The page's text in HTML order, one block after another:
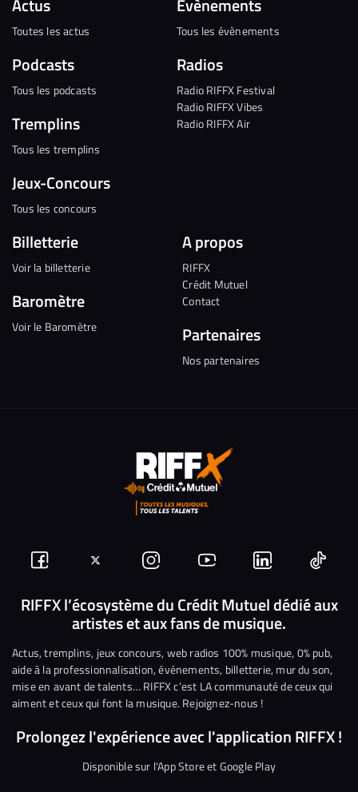
Actus
Toutes les actus
Podcasts
Tous les podcasts
Tremplins
Tous les tremplins
Jeux-Concours
Tous les concours
Évènements
Tous les évènements
Radios
Radio RIFFX Festival
Radio RIFFX Vibes
Radio RIFFX Air
Billetterie
Voir la billetterie
Baromètre
Voir le Baromètre
A propos
RIFFX
Crédit Mutuel
Contact
Partenaires
Nos partenaires
Suivez-
nous
Facebook
Suivez-
nous
sur
Twitter
Nous
rejoindre
sur
Instagram
Nous
rejoindre
sur
YouTube
Nous
rejoindre
sur
Linkedin
Nous
RIFFX l’écosystème du Crédit Mutuel dédié aux
artistes et aux fans de musique.
Actus, tremplins, jeux concours, web radios 100% musique, 0% pub,
aide à la professionnalisation, événements, billetterie, mur du son,
mise en avant de talents… RIFFX c’est LA communauté de ceux qui
aiment et ceux qui font la musique. Rejoignez-nous !
Prolongez l'expérience avec l'application RIFFX !
Disponible sur l'App Store et Google Play